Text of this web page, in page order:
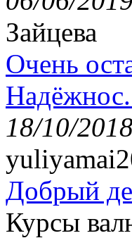
Зайцева
Очень
18/10/2018
Добрый
Курсы